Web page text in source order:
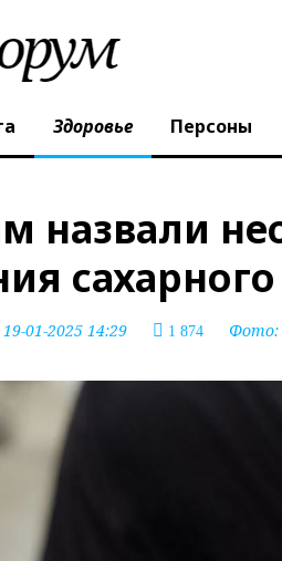
Здоровье Персоны
назвали
19-01-2025 14:29 1 874 Фото: